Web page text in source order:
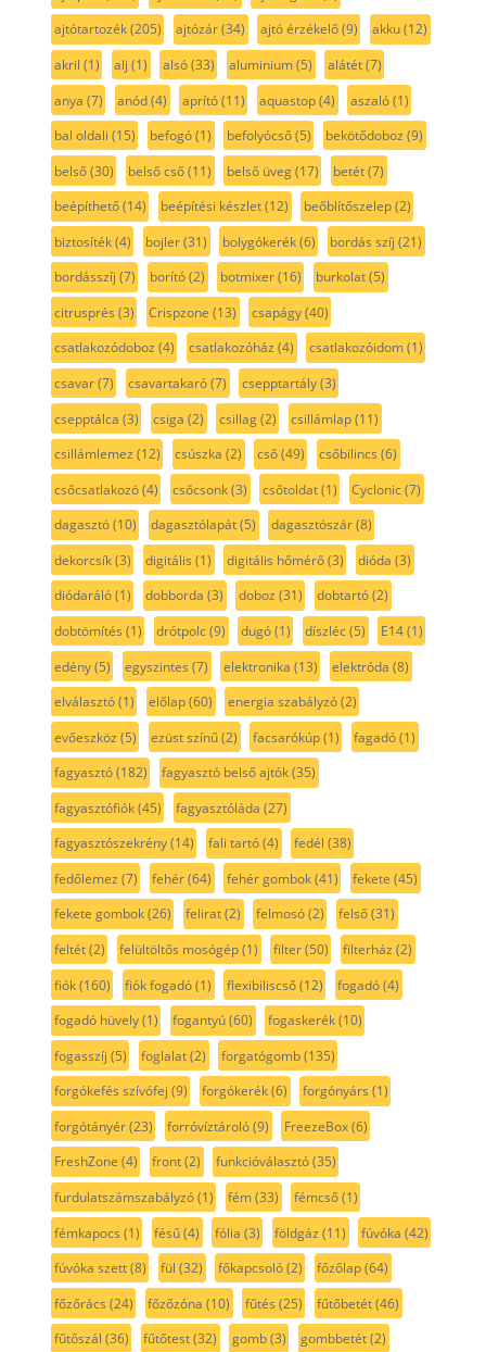
ajtótartozék(205) ajtózár(34) ajtó érzékelő(9) akku(12)
akril (1) alj (1) alsó(33) aluminium(5) alátét(7)
anya (7) anód(4) aprító(11) aquastop(4) aszaló(1)
bal oldali (15) befogó(1) befolyócső(5) bekötődoboz (9)
belső(30) belső cső(11) belső üveg(17) betét(7)
beépíthető(14) beépítési készlet(12) beőblítőszelep(2)
biztosíték(4) bojler(31) bolygókerék(6) bordás szíj (21)
bordásszíj (7) borító(2) botmixer(16) burkolat(5)
citrusprés (3) Crispzone (13) csapágy(40)
csatlakozódoboz (4) csatlakozóház (4) csatlakozóidom(1)
csavar(7) csavartakaró(7) csepptartály(3)
csepptálca (3) csiga (2) csillag(2) csillámlap(11)
csillámlemez (12) csúszka (2) cső(49) csőbilincs (6)
csőcsatlakozó(4) csőcsonk(3) csőtoldat(1) Cyclonic(7)
dagasztó(10) dagasztólapát(5) dagasztószár(8)
dekorcsík(3) digitális (1) digitális hőmérő(3) dióda (3)
diódaráló(1) dobborda (3) doboz (31) dobtartó(2)
dobtömítés (1) drótpolc(9) dugó(1) díszléc(5) E14(1)
edény(5) egyszintes (7) elektronika (13) elektróda (8)
elválasztó(1) előlap(60) energia szabályzó(2)
evőeszköz (5) ezüst színű(2) facsarókúp(1) fagadó(1)
fagyasztó(182) fagyasztó belső ajtók(35)
fagyasztófiók(45) fagyasztóláda (27)
fagyasztószekrény(14) fali tartó(4) fedél (38)
fedőlemez (7) fehér(64) fehér gombok(41) fekete (45)
fekete gombok(26) felirat(2) felmosó(2) felső(31)
feltét(2) felültöltős mosógép(1) filter(50) filterház (2)
fiók(160) fiók fogadó(1) flexibiliscső(12) fogadó(4)
fogadó hüvely(1) fogantyú(60) fogaskerék(10)
fogasszíj (5) foglalat(2) forgatógomb(135)
forgókefés szívófej (9) forgókerék(6) forgónyárs (1)
forgótányér(23) forróvíztároló(9) FreezeBox(6)
FreshZone (4) front(2) funkcióválasztó(35)
furdulatszámszabályzó(1) fém(33) fémcső(1)
fémkapocs (1) fésű(4) fólia (3) földgáz (11) fúvóka (42)
fúvóka szett(8) fül (32) főkapcsoló(2) főzőlap(64)
főzőrács (24) főzőzóna (10) fűtés (25) fűtőbetét(46)
fűtőszál (36) fűtőtest(32) gomb(3) gombbetét(2)